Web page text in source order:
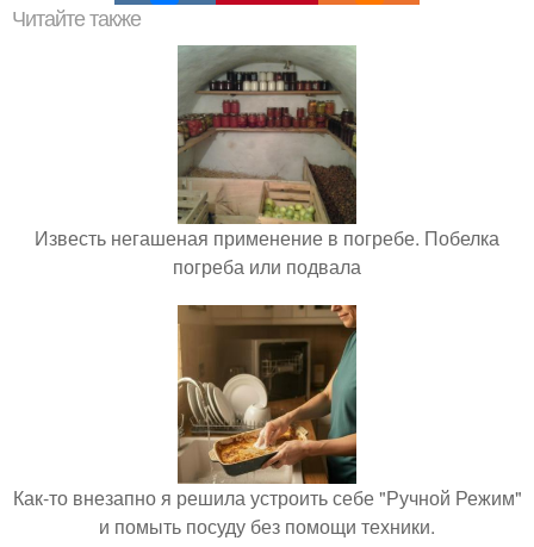
Читайте также
Известь негашеная применение в погребе. Побелка
погреба или подвала
Как-то внезапно я решила устроить себе "Ручной Режим"
и помыть посуду без помощи техники.